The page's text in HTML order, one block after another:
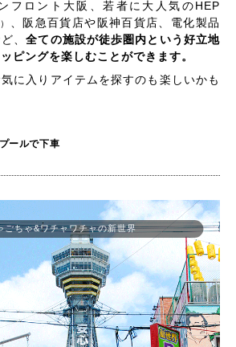
フロント大阪、若者に大人気のHEP
、阪急百貨店や阪神百貨店、電化製品
、全ての施設が徒歩圏内という好立地
ピングを楽しむことができます。
に入りアイテムを探すのも楽しいかも
ールで下車
ごちゃ&ワチャワチャの新世界